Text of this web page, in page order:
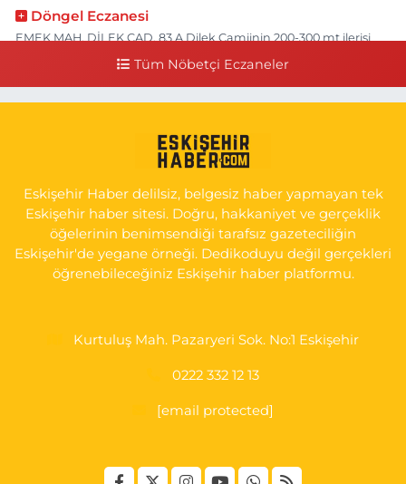
Döngel Eczanesi
EMEK MAH. DİLEK CAD. 83 A Dilek Camiinin 200-300 mt ilerisi
İSTİKLAL MAH. ŞAİR FUZULİ CAD. NO:35 A HAVA HASTANESİ
KARŞI KÖŞESİ ŞAİR FUZULİ AİLE SAĞLIĞI MERKEZİ KARŞISI
0 (222) 230 11 31 Yol Tarifi Al
Tüm Nöbetçi Eczaneler
Eskişehir Haber delilsiz, belgesiz haber yapmayan tek
Eskişehir haber sitesi. Doğru, hakkaniyet ve gerçeklik
öğelerinin benimsendiği tarafsız gazeteciliğin
Eskişehir'de yegane örneği. Dedikoduyu değil gerçekleri
öğrenebileceğiniz Eskişehir haber platformu.
Kurtuluş Mah. Pazaryeri Sok. No:1 Eskişehir
0222 332 12 13
[email protected]